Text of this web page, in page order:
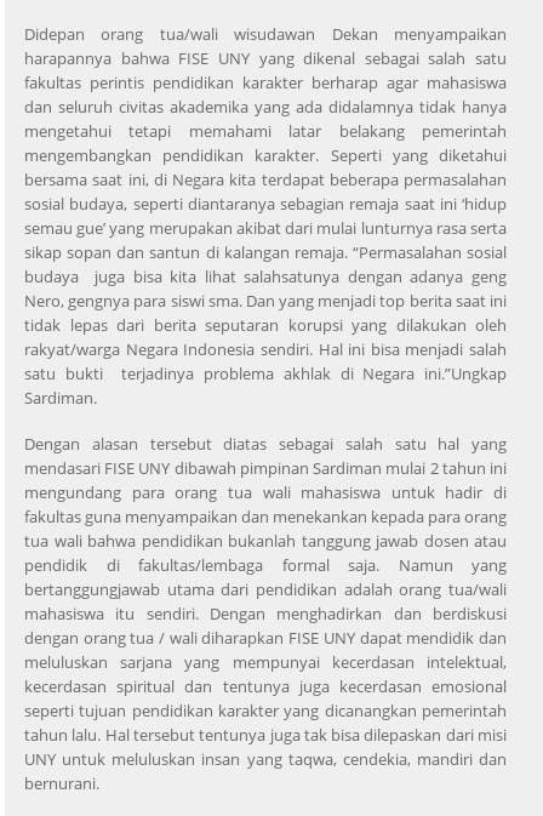
Didepan orang tua/wali wisudawan Dekan menyampaikan
harapannya bahwa FISE UNY yang dikenal sebagai salah satu
fakultas perintis pendidikan karakter berharap agar mahasiswa
dan seluruh civitas akademika yang ada didalamnya tidak hanya
mengetahui tetapi memahami latar belakang pemerintah
mengembangkan pendidikan karakter. Seperti yang diketahui
bersama saat ini, di Negara kita terdapat beberapa permasalahan
sosial budaya, seperti diantaranya sebagian remaja saat ini ‘hidup
semau gue’ yang merupakan akibat dari mulai lunturnya rasa serta
sikap sopan dan santun di kalangan remaja. “Permasalahan sosial
budaya juga bisa kita lihat salahsatunya dengan adanya geng
Nero, gengnya para siswi sma. Dan yang menjadi top berita saat ini
tidak lepas dari berita seputaran korupsi yang dilakukan oleh
rakyat/warga Negara Indonesia sendiri. Hal ini bisa menjadi salah
satu bukti terjadinya problema akhlak di Negara ini.”Ungkap
Sardiman.
Dengan alasan tersebut diatas sebagai salah satu hal yang
mendasari FISE UNY dibawah pimpinan Sardiman mulai 2 tahun ini
mengundang para orang tua wali mahasiswa untuk hadir di
fakultas guna menyampaikan dan menekankan kepada para orang
tua wali bahwa pendidikan bukanlah tanggung jawab dosen atau
pendidik di fakultas/lembaga formal saja. Namun yang
bertanggungjawab utama dari pendidikan adalah orang tua/wali
mahasiswa itu sendiri. Dengan menghadirkan dan berdiskusi
dengan orang tua / wali diharapkan FISE UNY dapat mendidik dan
meluluskan sarjana yang mempunyai kecerdasan intelektual,
kecerdasan spiritual dan tentunya juga kecerdasan emosional
seperti tujuan pendidikan karakter yang dicanangkan pemerintah
tahun lalu. Hal tersebut tentunya juga tak bisa dilepaskan dari misi
UNY untuk meluluskan insan yang taqwa, cendekia, mandiri dan
bernurani.